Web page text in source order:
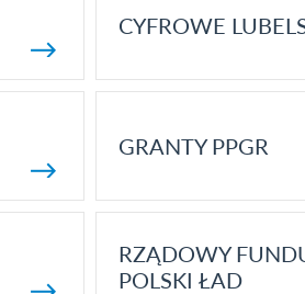
CYFROWE
GRANTY PPGR
RZĄDOWY
POLSKI ŁAD